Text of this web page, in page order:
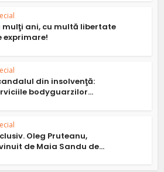
mulţi ani, cu multă libertate
exprimare!
din insolvenţă:
bodyguarzilor...
Oleg Pruteanu,
de Maia Sandu de...